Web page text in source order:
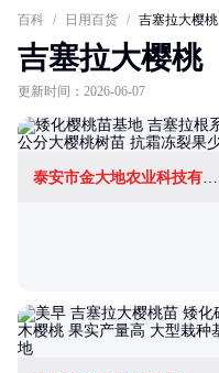
百科 / 日用百货 / 吉塞拉大樱桃
吉塞拉大樱桃
更新时间：2026-06-07
泰安市金大地农业科技有限公司